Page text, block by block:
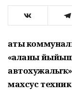
Ҡаты
«Ҡаланы
махсус